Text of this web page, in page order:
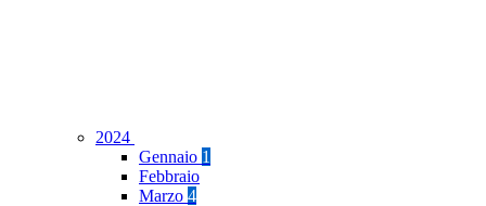
2024
Gennaio 1
Febbraio
Marzo 4